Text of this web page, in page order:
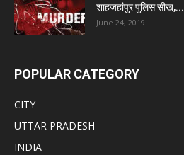
शाहजहांपुर पुलिस सीख,...
June 24, 2019
POPULAR CATEGORY
CITY
UTTAR PRADESH
INDIA